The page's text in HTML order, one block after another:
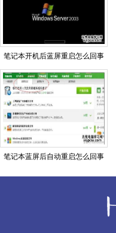
笔记本开机后蓝屏重启怎么回事
笔记本蓝屏后自动重启怎么回事